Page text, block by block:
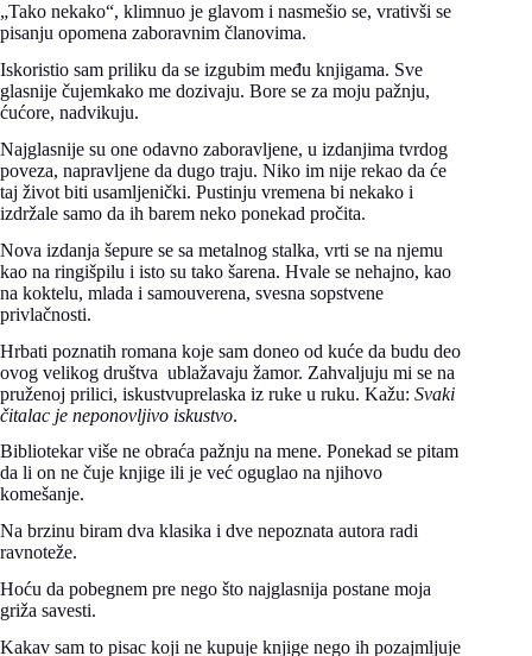
„Tako nekako“, klimnuo je glavom i nasmešio se, vrativši se
pisanju opomena zaboravnim članovima.
Iskoristio sam priliku da se izgubim među knjigama. Sve
glasnije čujemkako me dozivaju. Bore se za moju pažnju,
ćućore, nadvikuju.
Najglasnije su one odavno zaboravljene, u izdanjima tvrdog
poveza, napravljene da dugo traju. Niko im nije rekao da će
taj život biti usamljenički. Pustinju vremena bi nekako i
izdržale samo da ih barem neko ponekad pročita.
Nova izdanja šepure se sa metalnog stalka, vrti se na njemu
kao na ringišpilu i isto su tako šarena. Hvale se nehajno, kao
na koktelu, mlada i samouverena, svesna sopstvene
privlačnosti.
Hrbati poznatih romana koje sam doneo od kuće da budu deo
ovog velikog društva ublažavaju žamor. Zahvaljuju mi se na
pruženoj prilici, iskustvuprelaska iz ruke u ruku. Kažu: Svaki
čitalac je neponovljivo iskustvo.
Bibliotekar više ne obraća pažnju na mene. Ponekad se pitam
da li on ne čuje knjige ili je već oguglao na njihovo
komešanje.
Na brzinu biram dva klasika i dve nepoznata autora radi
ravnoteže.
Hoću da pobegnem pre nego što najglasnija postane moja
griža savesti.
Kakav sam to pisac koji ne kupuje knjige nego ih pozajmljuje